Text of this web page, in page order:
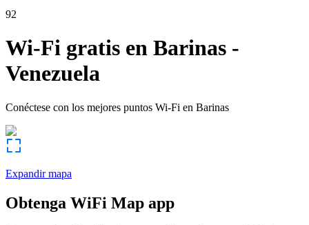
92
Wi-Fi gratis en Barinas -
Venezuela
Conéctese con los mejores puntos Wi-Fi en Barinas
Expandir mapa
Obtenga WiFi Map app